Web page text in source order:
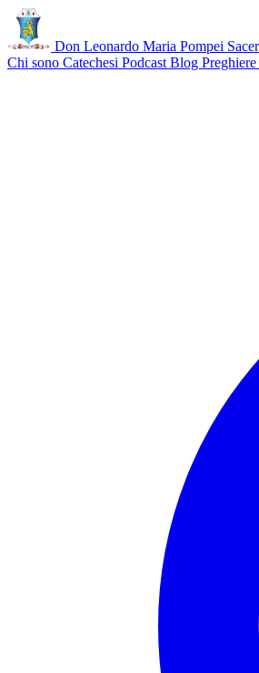
Don Leonardo Maria Pompei
Chi sono Catechesi Podcast Blog Preghiere